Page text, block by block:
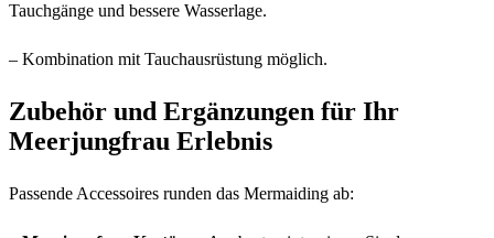
Tauchgänge und bessere Wasserlage.
– Kombination mit Tauchausrüstung möglich.
Zubehör und Ergänzungen für Ihr
Meerjungfrau Erlebnis
Passende Accessoires runden das Mermaiding ab: